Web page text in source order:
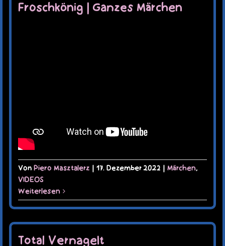
TERMINE
Froschkönig | Ganzes Märchen
Von Piero Masztalerz | 17. Dezember 2022 | Märchen,
VIDEOS
Weiterlesen
Total Vernagelt